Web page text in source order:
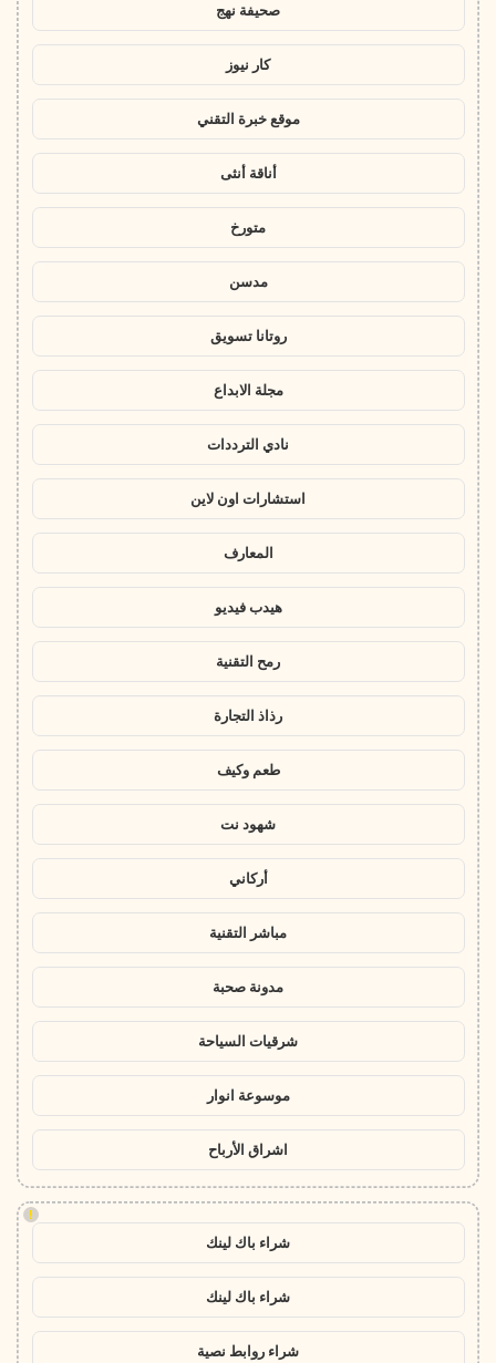
صحيفة نهج
كار نيوز
موقع خبرة التقني
أناقة أنثى
متورخ
مدسن
روتانا تسويق
مجلة الابداع
نادي الترددات
استشارات اون لاين
المعارف
هيدب فيديو
رمح التقنية
رذاذ التجارة
طعم وكيف
شهود نت
أركاني
مباشر التقنية
مدونة صحبة
شرقيات السياحة
موسوعة انوار
اشراق الأرباح
!
شراء باك لينك
شراء باك لينك
شراء روابط نصية